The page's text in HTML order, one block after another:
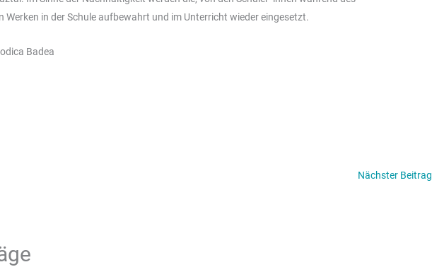
Werken in der Schule aufbewahrt und im Unterricht wieder eingesetzt.
Badea
Nächster Beitrag